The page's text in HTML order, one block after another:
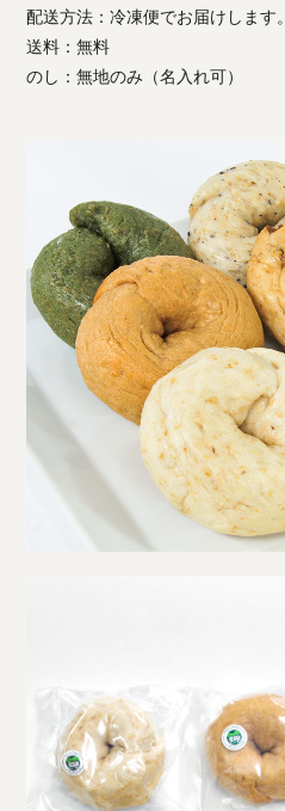
配送方法：冷凍便でお届けします。
送料：無料
のし：無地のみ（名入れ可）